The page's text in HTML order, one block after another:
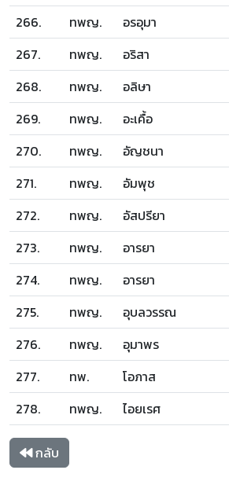
266.
ทพญ. อรอุมา
267.
ทพญ. อริสา
268.
ทพญ. อลิษา
269.
ทพญ. อะเคื้อ
270.
ทพญ. อัญชนา
271.
ทพญ. อัมพุช
272.
ทพญ. อัสปรียา
273.
ทพญ. อารยา
274.
ทพญ. อารยา
275.
ทพญ. อุบลวรรณ
276.
ทพญ. อุมาพร
277.
ทพ. โอภาส
278.
ทพญ. ไอยเรศ
กลับ